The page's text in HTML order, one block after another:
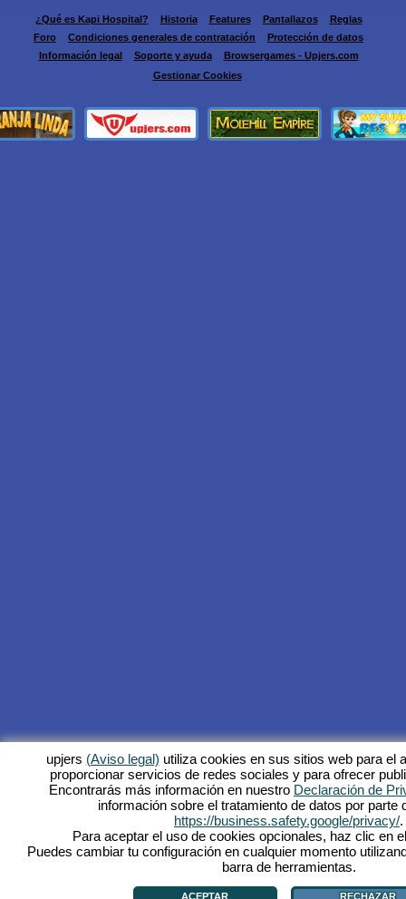
¿Qué es Kapi Hospital? Historia Features Pantallazos
Reglas
Foro
Condiciones generales de contratación
Protección de datos
Información legal
Soporte y ayuda
Browsergames - Upjers.com
Gestionar Cookies
upjers (Aviso legal) utiliza cookies en sus sitios web para el
proporcionar servicios de redes sociales y para ofrecer
Encontrarás más información en nuestro Declaración de
información sobre el tratamiento de datos por parte
https://business.safety.google/privacy/.
Para aceptar el uso de cookies opcionales, haz clic en
Puedes cambiar tu configuración en cualquier momento
barra de herramientas.
ACEPTAR RECHAZAR